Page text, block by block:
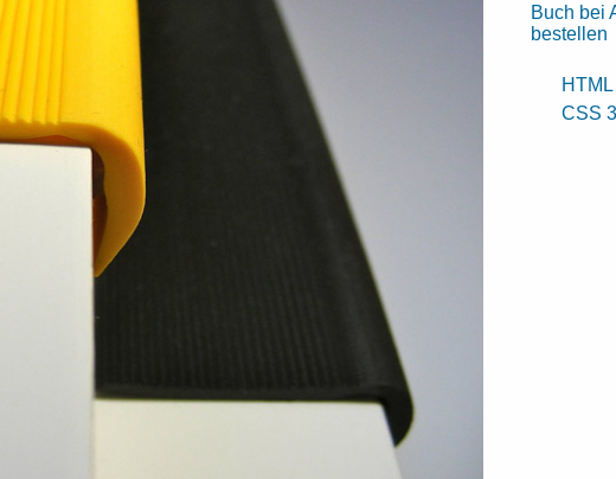
Buch bei
bestellen
CSS 3